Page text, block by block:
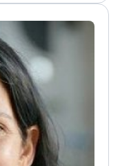
В настоящее
и
обладая
опухоли,